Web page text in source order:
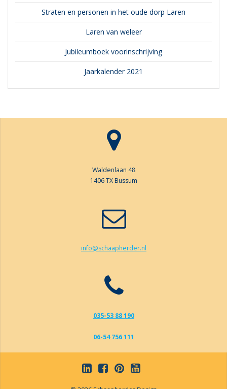
Straten en personen in het oude dorp Laren
Laren van weleer
Jubileumboek voorinschrijving
Jaarkalender 2021
Waldenlaan 48
1406 TX Bussum
info@schaapherder.nl
035-53 88 190
06-54 756 111